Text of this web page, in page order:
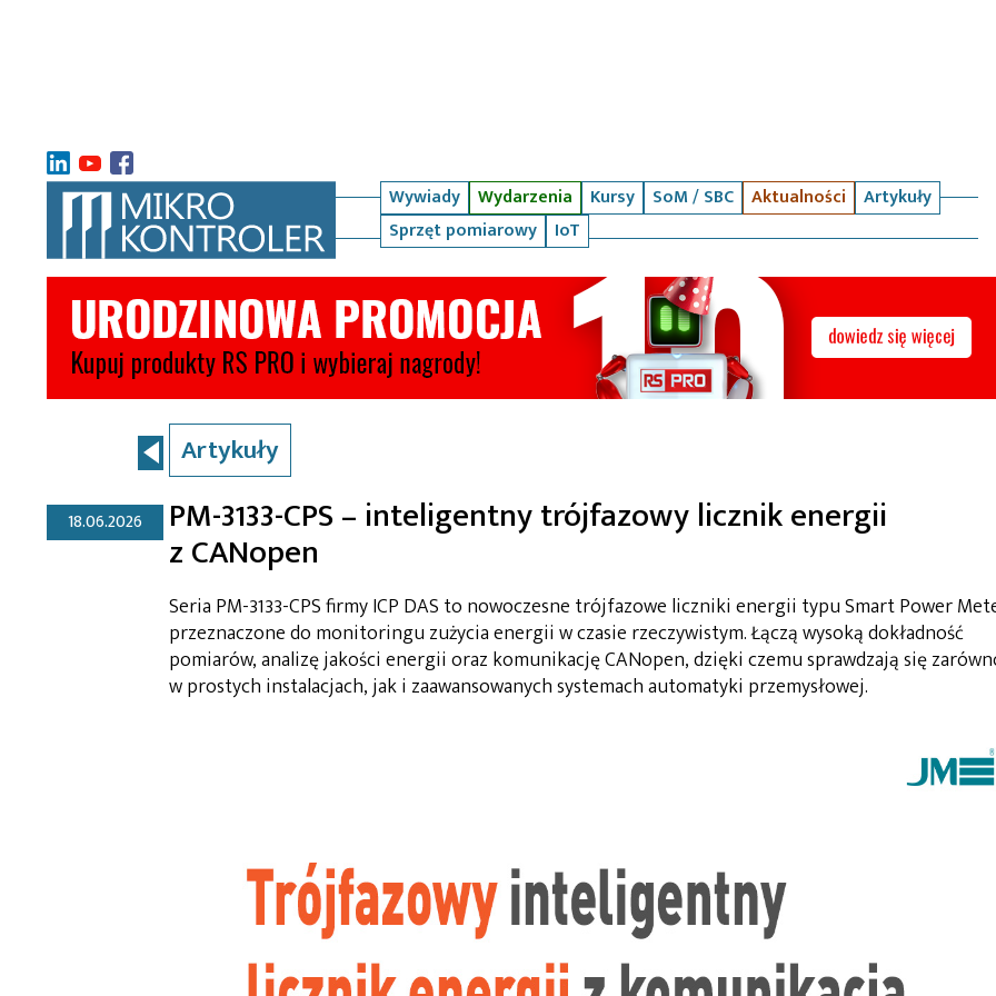
Wywiady Wydarzenia Kursy SoM / SBC Aktualności
Artykuły
Sprzęt pomiarowy
IoT
Artykuły
18.06.2026 PM-3133-CPS – inteligentny trójfazowy licznik energii
z CANopen
Seria PM-3133-CPS firmy ICP DAS to nowoczesne trójfazowe liczniki energii typu Smart Power
przeznaczone do monitoringu zużycia energii w czasie rzeczywistym. Łączą wysoką dokładność
pomiarów, analizę jakości energii oraz komunikację CANopen, dzięki czemu sprawdzają się
w prostych instalacjach, jak i zaawansowanych systemach automatyki przemysłowej.